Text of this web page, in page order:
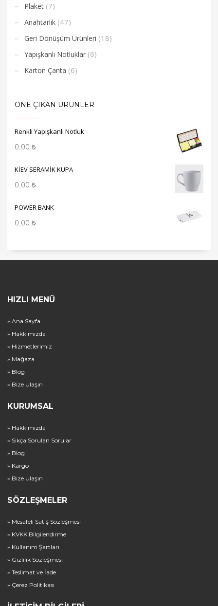
Plaket (7)
Anahtarlık (47)
Geri Dönüşüm Ürünleri (18)
Yapışkanlı Notluklar (6)
Karton Çanta (6)
ÖNE ÇIKAN ÜRÜNLER
Renkli Yapışkanlı Notluk
0.00 ₺
KİEV SERAMİK KUPA
0.00 ₺
POWER BANK
0.00 ₺
HIZLI MENÜ
» Ana Sayfa
» Hakkımızda
» Hizmetlerimiz
» Mağaza
» Blog
» Bize Ulaşın
KURUMSAL
» Hakkımızda
» Sıkça Sorulan Sorular
» Blog
» Kargo
» Bize Ulaşın
SÖZLEŞMELER
» Mesafeli Satış Sözleşmesi
» KVKK Bilgilendirme
» Kullanım Şartları
» Gizlilik Sözleşmesi
» Teslimat ve İade
» Çerez Politikası